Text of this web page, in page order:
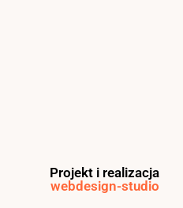
Projekt i realizacja
webdesign-studio